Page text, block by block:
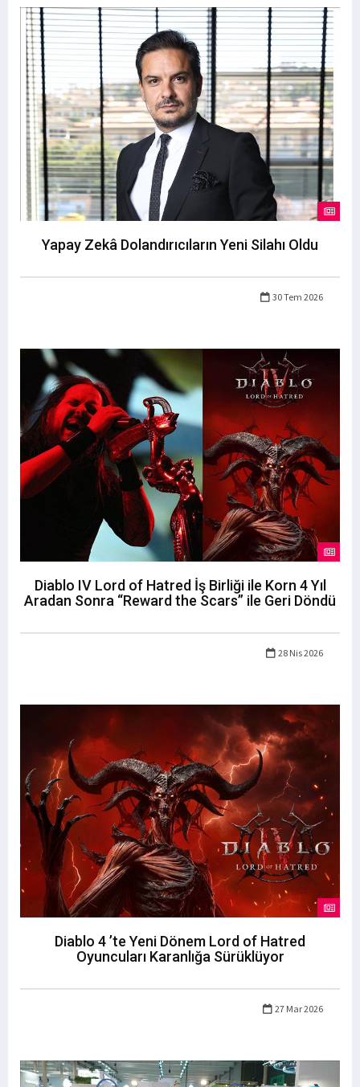
Yapay Zekâ Dolandırıcıların Yeni Silahı Oldu
30 Tem 2026
Diablo IV Lord of Hatred İş Birliği ile Korn 4 Yıl
Aradan Sonra “Reward the Scars” ile Geri Döndü
28 Nis 2026
Diablo 4 ’te Yeni Dönem Lord of Hatred
Oyuncuları Karanlığa Sürüklüyor
27 Mar 2026